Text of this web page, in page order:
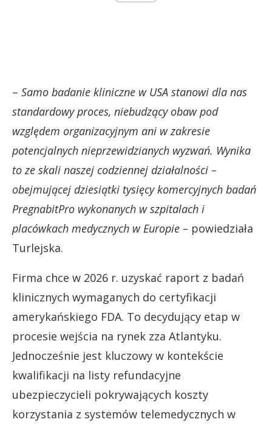
– Samo badanie kliniczne w USA stanowi dla nas
standardowy proces, niebudzący obaw pod
względem organizacyjnym ani w zakresie
potencjalnych nieprzewidzianych wyzwań. Wynika
to ze skali naszej codziennej działalności –
obejmującej dziesiątki tysięcy komercyjnych badań
PregnabitPro wykonanych w szpitalach i
placówkach medycznych w Europie – powiedziała
Turlejska.
Firma chce w 2026 r. uzyskać raport z badań
klinicznych wymaganych do certyfikacji
amerykańskiego FDA. To decydujący etap w
procesie wejścia na rynek zza Atlantyku.
Jednocześnie jest kluczowy w kontekście
kwalifikacji na listy refundacyjne
ubezpieczycieli pokrywających koszty
korzystania z systemów telemedycznych w